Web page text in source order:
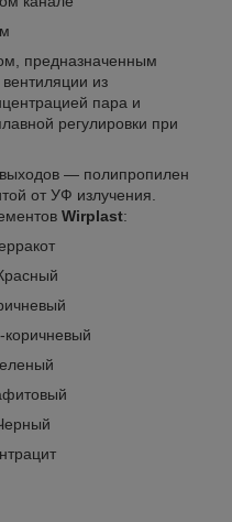
предназначенным
из
пара и
регулировки при
— полипропилен
от УФ излучения.
Wirplast: